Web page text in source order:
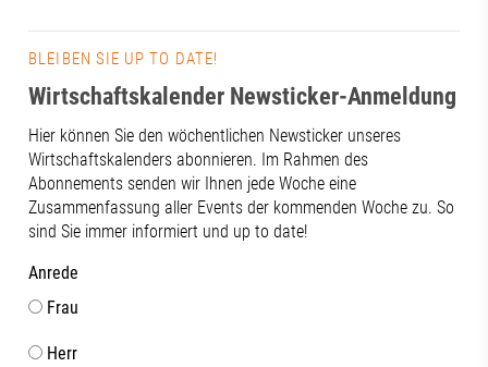
BLEIBEN SIE UP TO DATE!
Wirtschaftskalender Newsticker-Anmeldung
Hier können Sie den wöchentlichen Newsticker unseres
Wirtschaftskalenders abonnieren. Im Rahmen des
Abonnements senden wir Ihnen jede Woche eine
Zusammenfassung aller Events der kommenden Woche zu. So
sind Sie immer informiert und up to date!
Anrede
Frau
Herr